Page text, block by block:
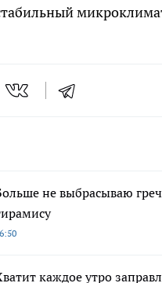
не выбрасываю
каждое утро